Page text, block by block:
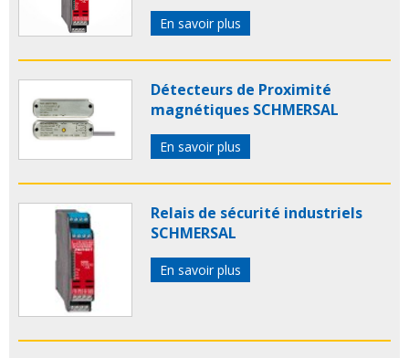
En savoir plus
Détecteurs de Proximité
magnétiques SCHMERSAL
En savoir plus
Relais de sécurité industriels
SCHMERSAL
En savoir plus